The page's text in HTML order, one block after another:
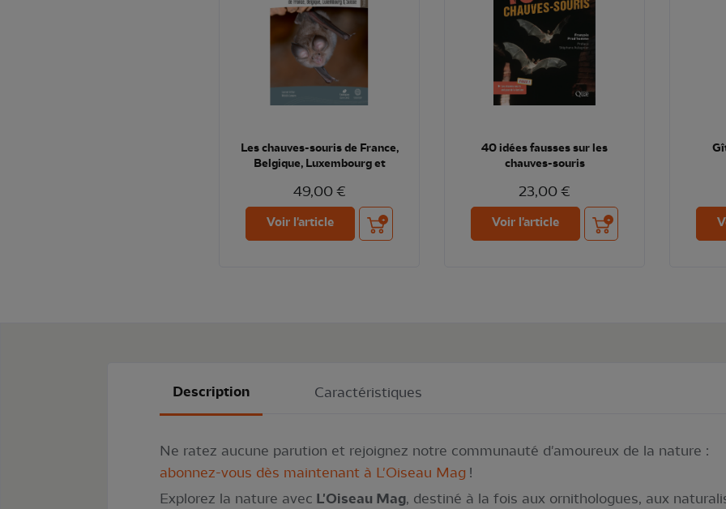
Les chauves-souris de France,
Belgique, Luxembourg et
49,00 €
Voir l'article Ajouter au panier
40 idées fausses sur les
chauves-souris
23,00 €
Voir l'article Ajouter au panier
Description Caractéristiques
Ne ratez aucune parution et rejoignez notre communauté d'amoureux de la nature :
abonnez-vous dès maintenant à L'Oiseau Mag !
Explorez la nature avec L'Oiseau Mag, destiné à la fois aux ornithologues, aux